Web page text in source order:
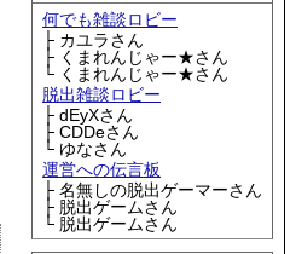
何でも雑談ロビー
├ カユラさん
├ くまれんじゃー★さん
└ くまれんじゃー★さん
脱出雑談ロビー
├ dEyXさん
├ CDDeさん
└ ゆなさん
運営への伝言板
├ 名無しの脱出ゲーマーさん
├ 脱出ゲームさん
└ 脱出ゲームさん